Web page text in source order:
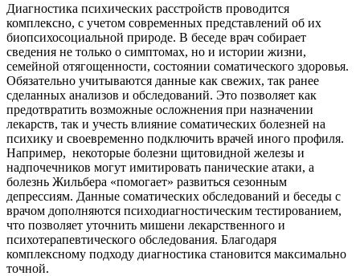
Диагностика психических расстройств проводится
комплексно, с учетом современных представлений об их
биопсихосоциальной природе. В беседе врач собирает
сведения не только о симптомах, но и истории жизни,
семейной отягощенности, состоянии соматического здоровья.
Обязательно учитываются данные как свежих, так ранее
сделанных анализов и обследований. Это позволяет как
предотвратить возможные осложнения при назначении
лекарств, так и учесть влияние соматических болезней на
психику и своевременно подключить врачей иного профиля.
Например, некоторые болезни щитовидной железы и
надпочечников могут имитировать панические атаки, а
болезнь Жильбера «помогает» развиться сезонным
депрессиям. Данные соматических обследований и беседы с
врачом дополняются психодиагностическим тестированием,
что позволяет уточнить мишени лекарственного и
психотерапевтического обследования. Благодаря
комплексному подходу диагностика становится максимально
точной.